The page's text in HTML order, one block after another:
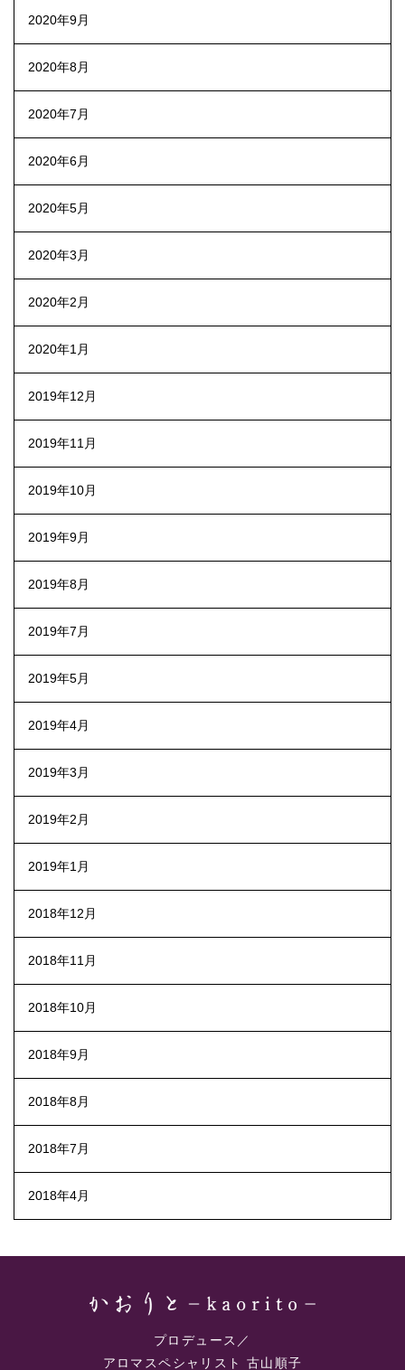
2020年9月
2020年8月
2020年7月
2020年6月
2020年5月
2020年3月
2020年2月
2020年1月
2019年12月
2019年11月
2019年10月
2019年9月
2019年8月
2019年7月
2019年5月
2019年4月
2019年3月
2019年2月
2019年1月
2018年12月
2018年11月
2018年10月
2018年9月
2018年8月
2018年7月
2018年4月
プロデュース／
アロマスペシャリスト 古山順子